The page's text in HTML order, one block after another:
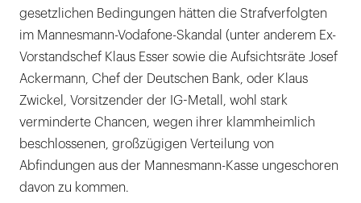
gesetzlichen Bedingungen hätten die Strafverfolgten
im Mannesmann-Vodafone-Skandal (unter anderem Ex-
Vorstandschef Klaus Esser sowie die Aufsichtsräte Josef
Ackermann, Chef der Deutschen Bank, oder Klaus
Zwickel, Vorsitzender der IG-Metall, wohl stark
verminderte Chancen, wegen ihrer klammheimlich
beschlossenen, großzügigen Verteilung von
Abfindungen aus der Mannesmann-Kasse ungeschoren
davon zu kommen.